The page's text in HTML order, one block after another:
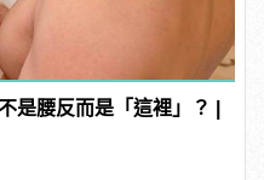
是腰反而是「這裡」？ |